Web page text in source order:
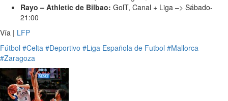
Rayo – Athletic de Bilbao: GolT, Canal + Liga –> Sábado-
21:00
Vía | LFP
Fútbol #Celta #Deportivo #Liga Española de Futbol #Mallorca
#Zaragoza